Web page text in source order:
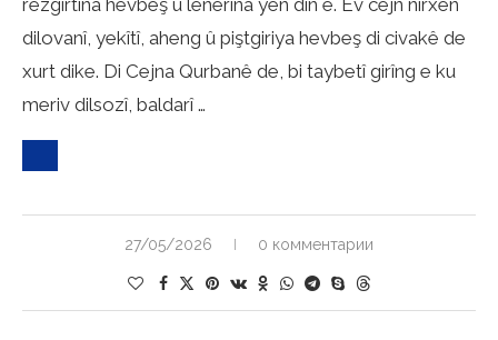
rêzgirtina hevbeş û lênêrîna yên din e. Ev cejn nirxên
dilovanî, yekîtî, aheng û piştgiriya hevbeş di civakê de
xurt dike. Di Cejna Qurbanê de, bi taybetî girîng e ku
meriv dilsozî, baldarî …
27/05/2026 0 комментарии